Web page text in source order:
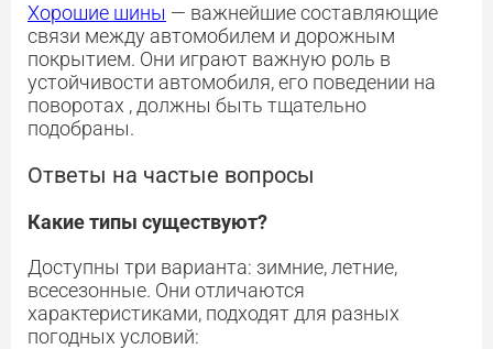
Хорошие шины — важнейшие составляющие
связи между автомобилем и дорожным
покрытием. Они играют важную роль в
устойчивости автомобиля, его поведении на
поворотах , должны быть тщательно
подобраны.
Ответы на частые вопросы
Какие типы существуют?
Доступны три варианта: зимние, летние,
всесезонные. Они отличаются
характеристиками, подходят для разных
погодных условий: